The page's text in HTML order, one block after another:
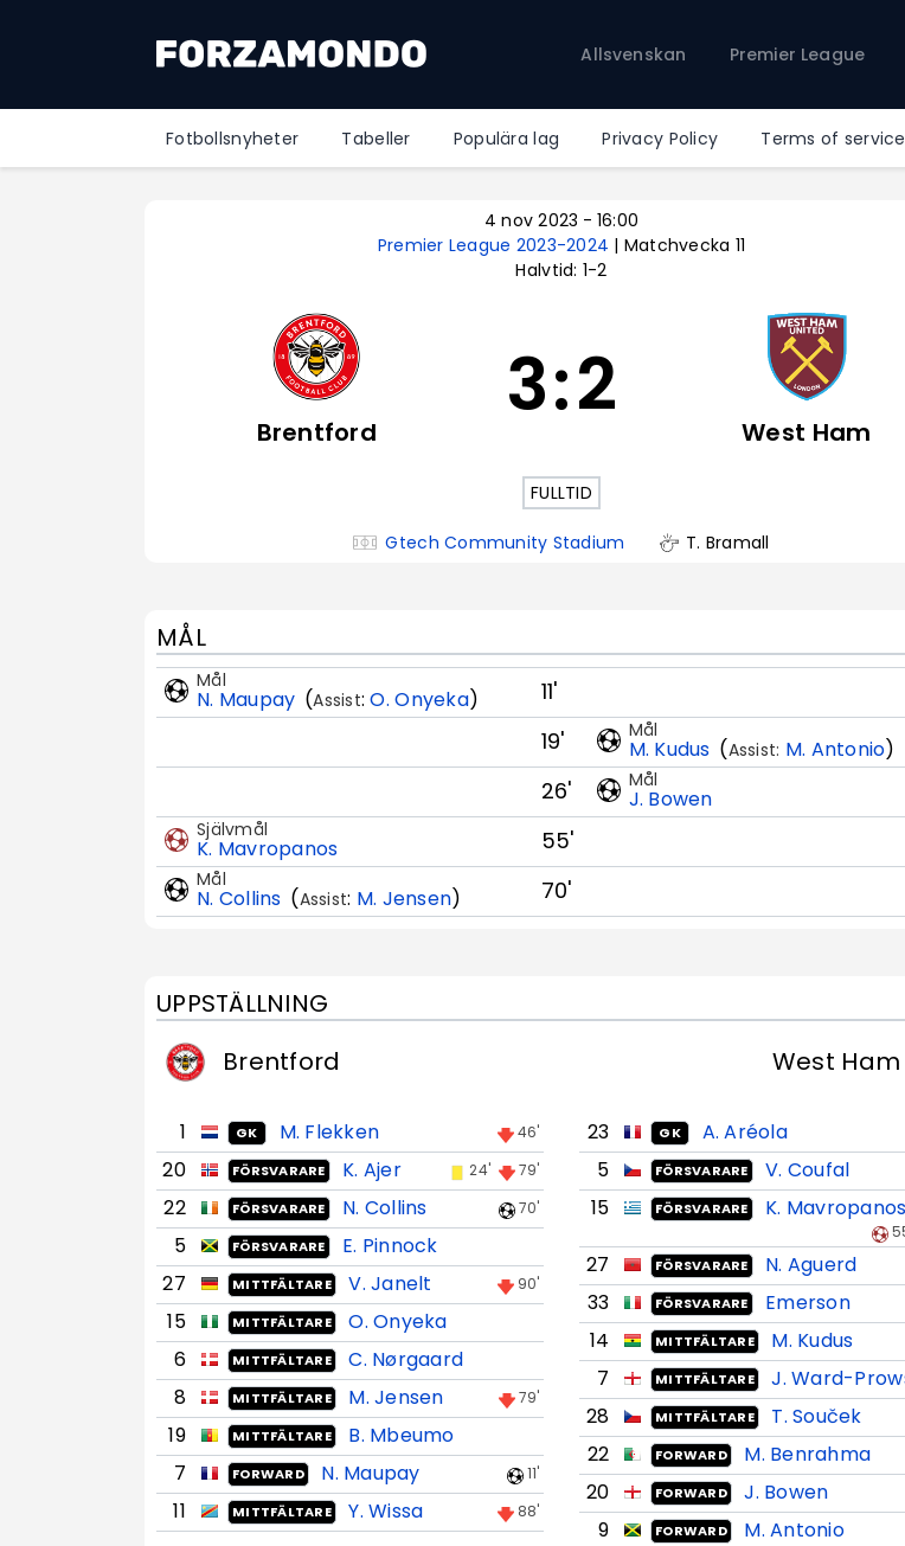
Allsvenskan Premier League
Fotbollsnyheter Tabeller Populära lag Privacy Policy Terms of service
Premier League
La Liga
Bundesliga
Ligue 1
4 nov 2023 - 16:00
Premier League 2023-2024 | Matchvecka 11
Halvtid: 1-2
Brentford 3:2 West Ham
FULLTID
Gtech Community Stadium T. Bramall
MÅL
Mål
N. Maupay (Assist:O. Onyeka)
11'
19'
Mål
M. Kudus (Assist: M. Antonio)
26' Mål
J. Bowen
Självmål
K. Mavropanos 55'
Mål
N. Collins (Assist: M. Jensen) 70'
UPPSTÄLLNING
Brentford
1 GK M. Flekken 46'
20 FÖRSVARARE K. Ajer 24' 79'
22 FÖRSVARARE N. Collins 70'
5 FÖRSVARARE
E. Pinnock
27
MITTFÄLTARE V. Janelt 90'
15 MITTFÄLTARE
O. Onyeka
6
MITTFÄLTARE
C. Nørgaard
8
MITTFÄLTARE M. Jensen 79'
19 MITTFÄLTARE
B. Mbeumo
7
FORWARD N. Maupay 11'
11 MITTFÄLTARE Y. Wissa 88'
West Ham
23 GK
A. Aréola
5
FÖRSVARARE
V. Coufal
15
FÖRSVARARE K. Mavropanos
27 FÖRSVARARE
N. Aguerd
33
FÖRSVARARE Emerson
14 MITTFÄLTARE M. Kudus
7 MITTFÄLTARE
J. Ward-
28
MITTFÄLTARE T. Souček
22 FORWARD M. Benrahma
20 FORWARD J. Bowen
9 FORWARD M. Antonio